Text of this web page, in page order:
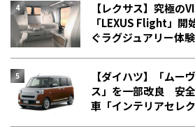
【レクサス】究極の
「LEXUS Flight」
ぐラグジュアリー体
【ダイハツ】「ムー
ス」を一部改良 安
車「インテリアセレ